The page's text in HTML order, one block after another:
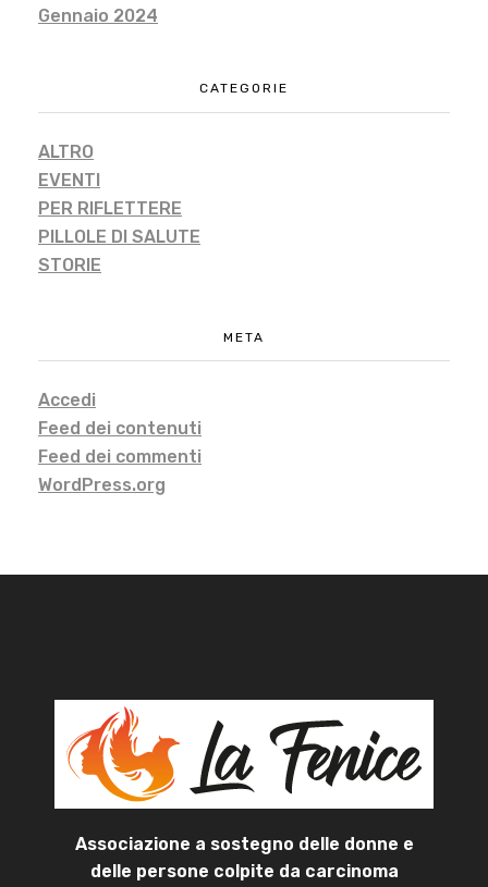
Gennaio 2024
CATEGORIE
ALTRO
EVENTI
PER RIFLETTERE
PILLOLE DI SALUTE
STORIE
META
Accedi
Feed dei contenuti
Feed dei commenti
WordPress.org
Associazione a sostegno delle donne e
delle persone colpite da carcinoma